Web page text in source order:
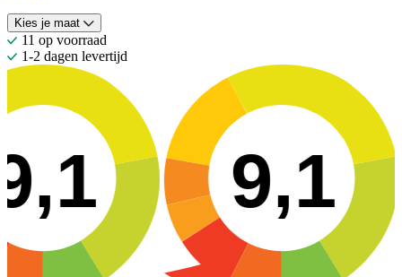
Kies je maat
11 op voorraad
1-2 dagen levertijd
9,1